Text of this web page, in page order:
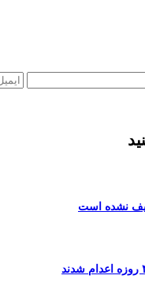
نشده است